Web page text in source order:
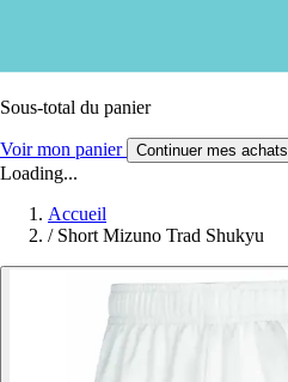
Sous-total du panier
Voir mon panier Continuer mes achats
Loading...
Accueil
/ Short Mizuno Trad Shukyu